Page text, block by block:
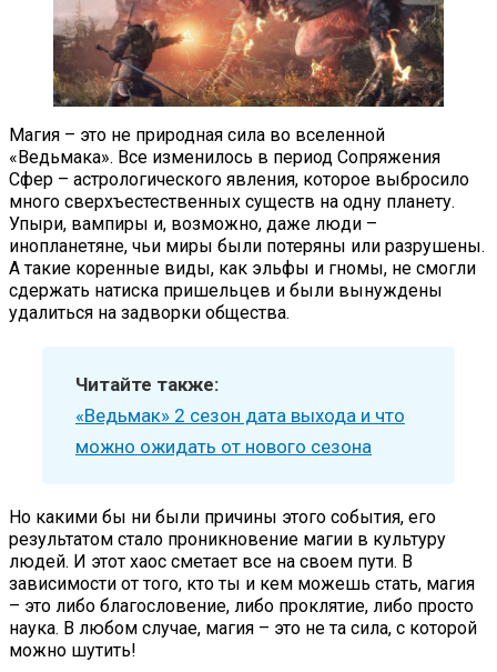
Магия – это не природная сила во вселенной
«Ведьмака». Все изменилось в период Сопряжения
Сфер – астрологического явления, которое выбросило
много сверхъестественных существ на одну планету.
Упыри, вампиры и, возможно, даже люди –
инопланетяне, чьи миры были потеряны или разрушены.
А такие коренные виды, как эльфы и гномы, не смогли
сдержать натиска пришельцев и были вынуждены
удалиться на задворки общества.
Читайте также:
«Ведьмак» 2 сезон дата выхода и что
можно ожидать от нового сезона
Но какими бы ни были причины этого события, его
результатом стало проникновение магии в культуру
людей. И этот хаос сметает все на своем пути. В
зависимости от того, кто ты и кем можешь стать, магия
– это либо благословение, либо проклятие, либо просто
наука. В любом случае, магия – это не та сила, с которой
можно шутить!